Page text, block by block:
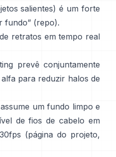
salientes) é um forte
fundo” (repo).
retratos em tempo real
prevê conjuntamente
para reduzir halos de
assume um fundo limpo e
de fios de cabelo em
(página do projeto,